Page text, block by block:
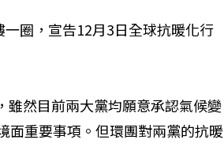
圈，宣告12月3日全球抗暖化行
然目前兩大黨均願意承認氣候變
面重要事項。但環團對兩黨的抗暖